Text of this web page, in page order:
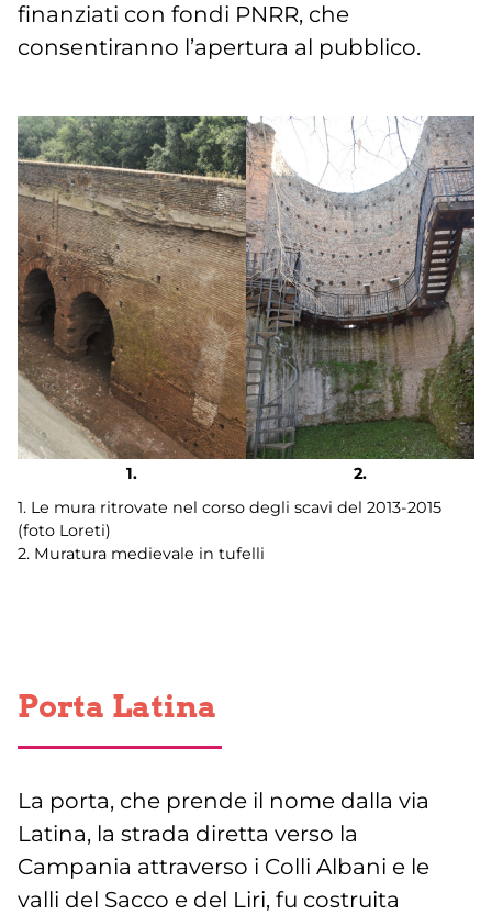
finanziati con fondi PNRR, che
consentiranno l’apertura al pubblico.
1. Le mura ritrovate nel corso degli scavi del 2013-2015
(foto Loreti)
2. Muratura medievale in tufelli
Porta Latina
La porta, che prende il nome dalla via
Latina, la strada diretta verso la
Campania attraverso i Colli Albani e le
valli del Sacco e del Liri, fu costruita